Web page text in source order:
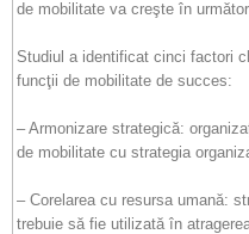
de mobilitate va creşte în
Studiul a identificat cinci factori
funcţii de mobilitate de succes:
– Armonizare strategică:
de mobilitate cu strategia
– Corelarea cu resursa umană:
trebuie să fie utilizată în